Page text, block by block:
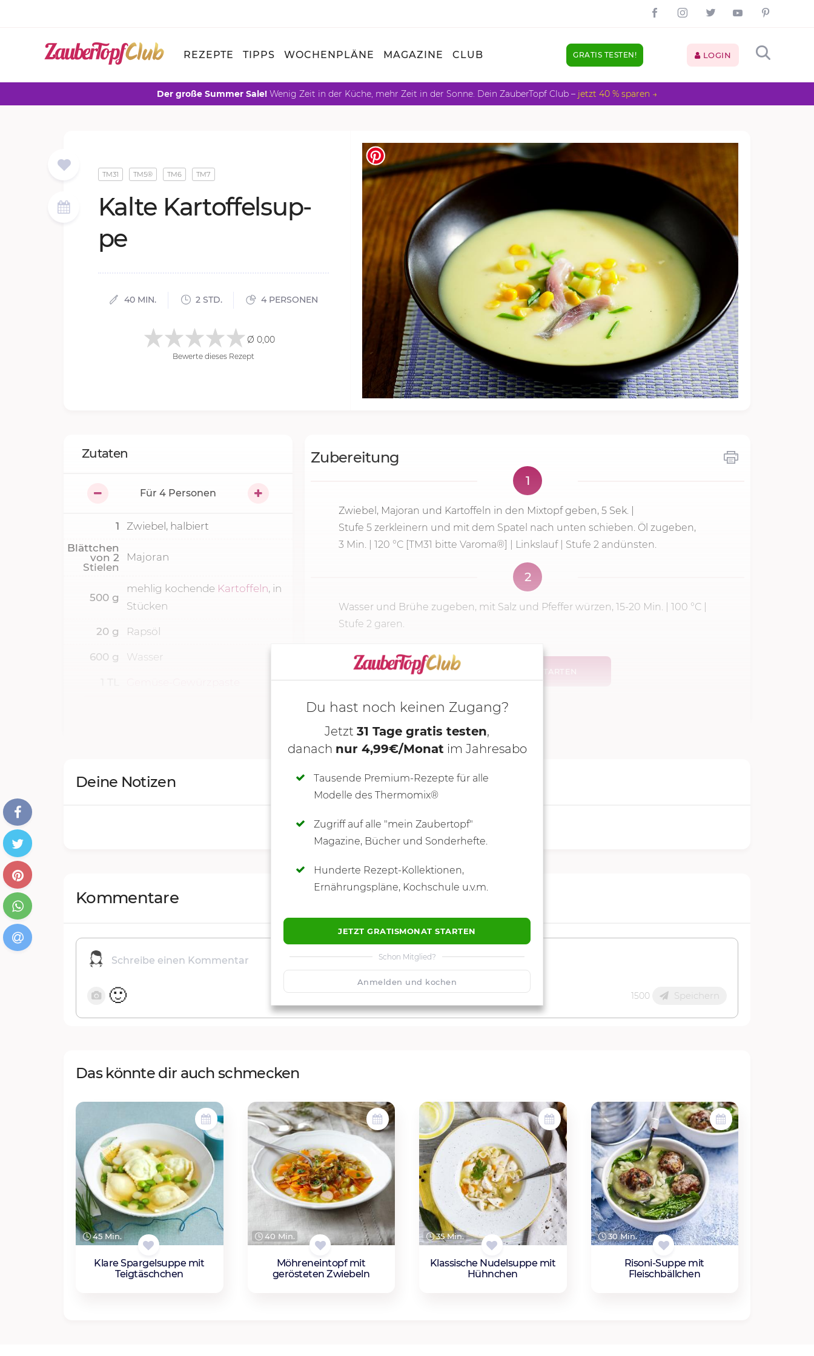
REZEPTE TIPPS WOCHENPLÄNE MAGAZINE CLUB GRATIS TESTEN! LOGIN
Der große Summer Sale! Wenig Zeit in der Küche, mehr Zeit in der Sonne. Dein ZauberTopf Club – jetzt 40 % sparen →
TM31 TM5® TM6 TM7
Kal­te Kar­tof­fel­sup­
pe
40 MIN. 2 STD. 4 PERSONEN
Ø 0,00
Bewerte dieses Rezept
Zubereitung
1
Zwiebel, Majoran und Kartoffeln in den Mixtopf geben, 5 Sek.
Stufe 5 zerkleinern und mit dem Spatel nach unten schieben. Öl zugeben,
3 Min.
120 °C [TM31 bitte Varoma®] | Linkslauf | Stufe 2 andünsten.
2
Wasser und Brühe zugeben, mit Salz und Pfeffer würzen, 15-20 Min. 100 °C
Stufe 2 garen.
KOCHMODUS STARTEN
Zutaten
Für 4 Personen
1
Zwiebel, halbiert
Blättchen
von 2
Stielen
Majoran
500 g
mehlig kochende Kartoffeln, in
Stücken
20 g Rapsöl
600 g Wasser
Deine Notizen
SCHREIBE NEUE NOTIZ
Du hast noch keinen Zugang?
Jetzt 31 Tage gratis testen,
danach nur 4,99€/Monat im Jahresabo
Tausende Premium-Rezepte für alle
Modelle des Thermomix®
Zugriff auf alle "mein Zaubertopf"
Magazine, Bücher und Sonderhefte.
Hunderte Rezept-Kollektionen,
Ernährungspläne, Kochschule u.v.m.
JETZT GRATISMONAT STARTEN
Schon Mitglied?
Anmelden und kochen
Kommentare
🙂 1500 Speichern
Das könnte dir auch schmecken
45 Min.
Klare Spargelsuppe mit
Teigtäschchen
40 Min.
Möhreneintopf mit
gerösteten Zwiebeln
35 Min.
Klassische Nudelsuppe mit
Hühnchen
30 Min.
Risoni-Suppe mit
Fleischbällchen